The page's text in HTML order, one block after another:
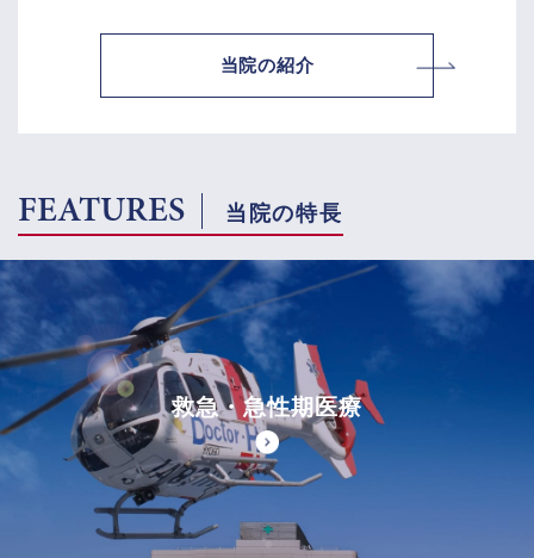
当院の紹介
FEATURES 当院の特長
救急・急性期医療